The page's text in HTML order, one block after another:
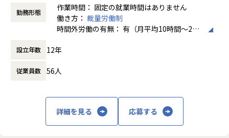
ョン整理など
【Ideinの強み】
ラ技術を保有すること
開発に関する知見を有しており、競争力が高いこと
（次世代自動車における、外界の認識やモーションプランニ
ング等のアルゴリズムの研究開発など）
【配属部署】
での課題解決に資する先端技術を開発・検証すること
習アルゴリズムの開発をリードしていただきます。社内プロ
決までの計画立案を行うなど、開発実務だけでなく指導的立
担当するフェーズ：ドメイン課題を解決する機械学習アルゴ
リズムに関する要件定義、技術調査、開発、検証（運用保守
勤務形態
作業時間： 固定の就業時間はありません
働き方： 裁量労働制
時間外労働の有無： 有（月平均10時間～20
休憩時間： 60分
設立年数 12年
従業員数 56人
詳細を見る 応募する